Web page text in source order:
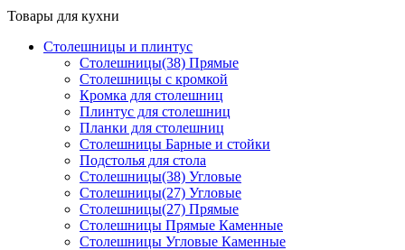
Товары для кухни
Столешницы и плинтус
Столешницы(38) Прямые
Столешницы с кромкой
Кромка для столешниц
Плинтус для столешниц
Планки для столешниц
Столешницы Барные и стойки
Подстолья для стола
Столешницы(38) Угловые
Столешницы(27) Угловые
Столешницы(27) Прямые
Столешницы Прямые Каменные
Столешницы Угловые Каменные